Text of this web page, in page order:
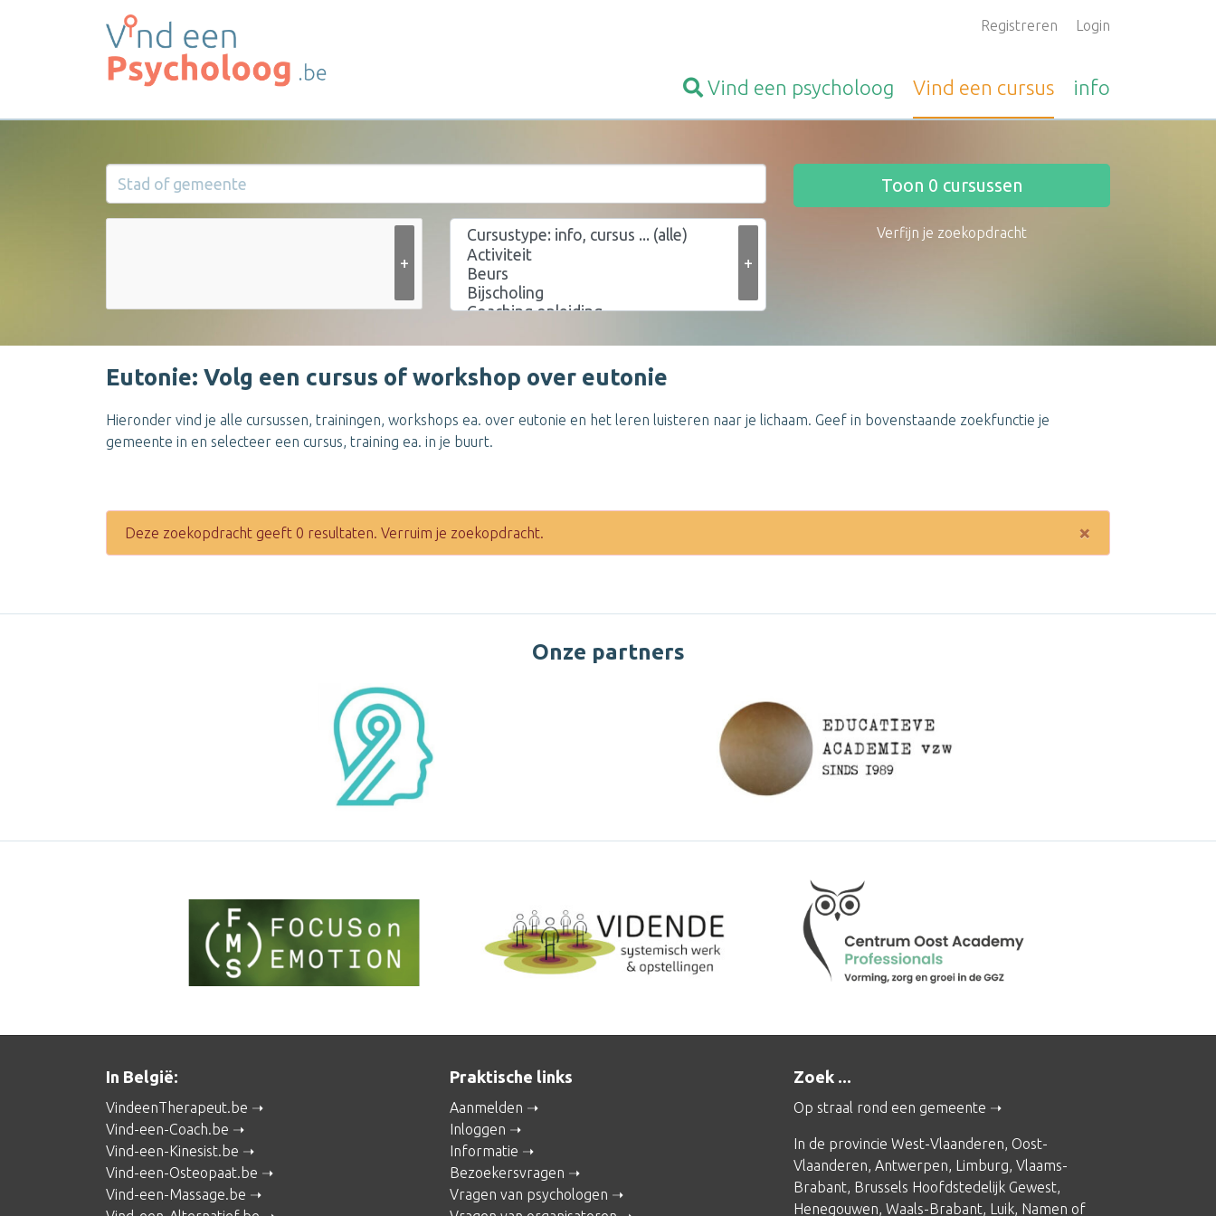
Registreren Login
Vind een psycholoog Vind een cursus info
+ +
Toon 0 cursussen
Verfijn je zoekopdracht
Eutonie: Volg een cursus of workshop over eutonie
Hieronder vind je alle cursussen, trainingen, workshops ea. over eutonie en het leren luisteren naar je lichaam. Geef in bovenstaande zoekfunctie je
gemeente in en selecteer een cursus, training ea. in je buurt.
Deze zoekopdracht geeft 0 resultaten. Verruim je zoekopdracht. ×
Onze partners
In België:
VindeenTherapeut.be
Vind-een-Coach.be
Vind-een-Kinesist.be
Vind-een-Osteopaat.be
Vind-een-Massage.be
Praktische links
Aanmelden
Inloggen
Informatie
Bezoekersvragen
Vragen van psychologen
Zoek ...
Op straal rond een gemeente
In de provincie West-Vlaanderen, Oost-
Vlaanderen, Antwerpen, Limburg, Vlaams-
Brabant, Brussels Hoofdstedelijk Gewest,
Henegouwen, Waals-Brabant, Luik, Namen of